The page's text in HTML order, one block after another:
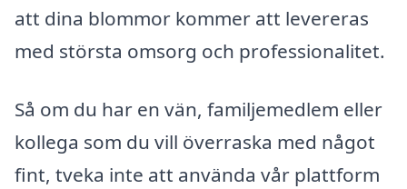
att dina blommor kommer att levereras
med största omsorg och professionalitet.
Så om du har en vän, familjemedlem eller
kollega som du vill överraska med något
fint, tveka inte att använda vår plattform